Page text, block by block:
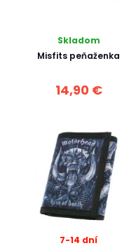
Skladom
Misfits peňaženka
14,90 €
7-14 dní